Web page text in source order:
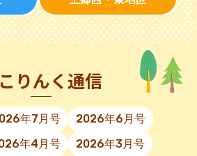
りんく通信
年7月号
2026年6月号
年4月号
2026年3月号